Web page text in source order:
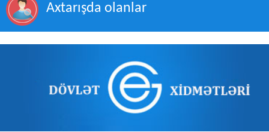
Axtarışda olanlar